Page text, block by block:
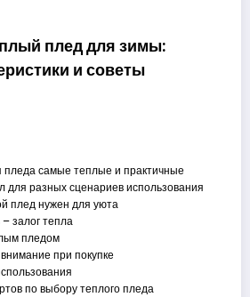
плед для зимы:
и советы
пледа самые теплые и практичные
для разных сценариев использования
плед нужен для уюта
залог тепла
пледом
при покупке
по выбору теплого пледа